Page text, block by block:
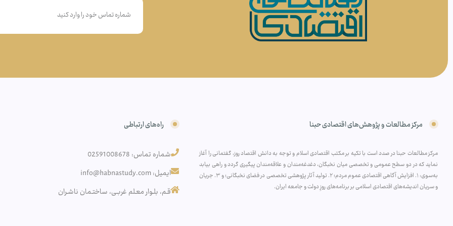
مرکز مطالعات و پژوهش‌های اقتصادی حبنا
مرکز مطالعات حبنا در صدد است با تکیه بر مکتب اقتصادی اسلام و توجه به دانش اقتصاد روز، گفتمانی را آغاز
نماید که در دو سطح عمومی و تخصصی میان نخبگان، دغدغه‌مندان و علاقه‌مندان پیگیری گردد و راهی بیابد
به‌سوی: ۱. افزایش آگاهی اقتصادی عموم مردم؛ ۲. تولید آثار پژوهشی تخصصی در فضای نخبگانی؛ و ۳. جریان
و سریان اندیشه‌های اقتصادی اسلامی بر برنامه‌های روزِ دولت و جامعه ایران.
راه‌های ارتباطی
شماره تماس: 02591008678
ایمیل: info@habnastudy.com
قـم، بلـوار معـلم غربـی، ساختـمان ناشـران